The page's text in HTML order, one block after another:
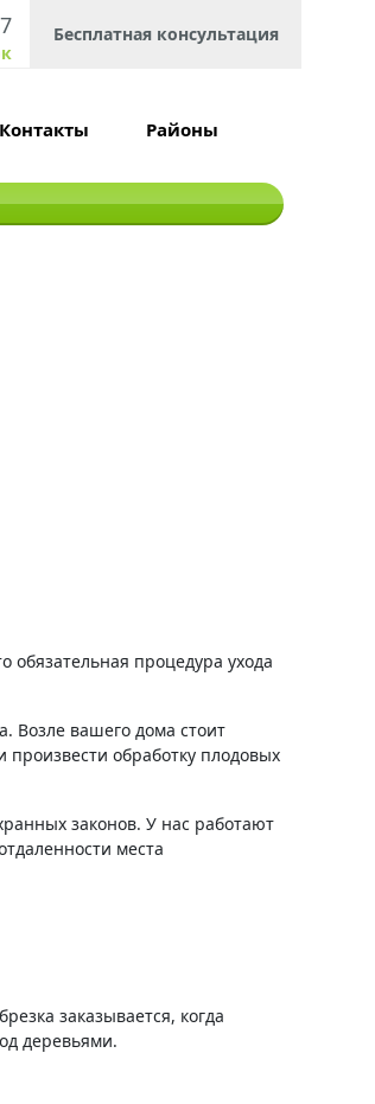
Бесплатная консультация
Контакты Районы
обязательная процедура ухода
Возле вашего дома стоит
обработку плодовых
законов. У нас работают
места
заказывается, когда
деревьями.